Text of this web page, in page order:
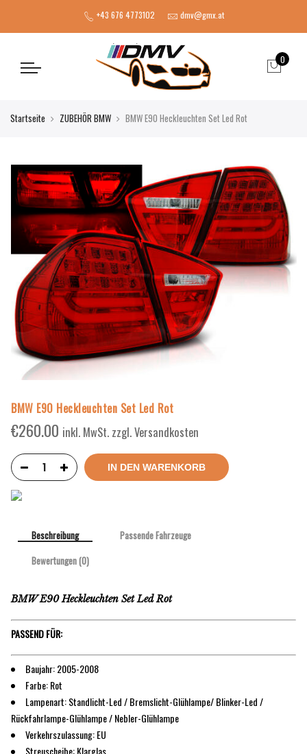
+43 676 4773102 dmv@gmx.at
0
Startseite ZUBEHÖR BMW BMW E90 Heckleuchten Set Led Rot
BMW E90 Heckleuchten Set Led Rot
€260.00 inkl. MwSt. zzgl. Versandkosten
IN DEN WARENKORB
Beschreibung
Passende Fahrzeuge
Bewertungen (0)
BMW E90 Heckleuchten Set Led Rot
PASSEND FÜR:
Baujahr: 2005-2008
Farbe: Rot
Lampenart: Standlicht-Led / Bremslicht-Glühlampe/ Blinker-Led /
Rückfahrlampe-Glühlampe / Nebler-Glühlampe
Verkehrszulassung: EU
Streuscheibe: Klarglas